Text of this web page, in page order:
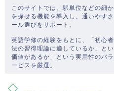
このサイトでは、駅単位などの細
を探せる機能を導入し、通いやす
ール選びをサポート。
英語学修の経験をもとに、「初心
法の習得理論に適しているか」と
価値があるか」という実用性のバ
ービスを厳選。